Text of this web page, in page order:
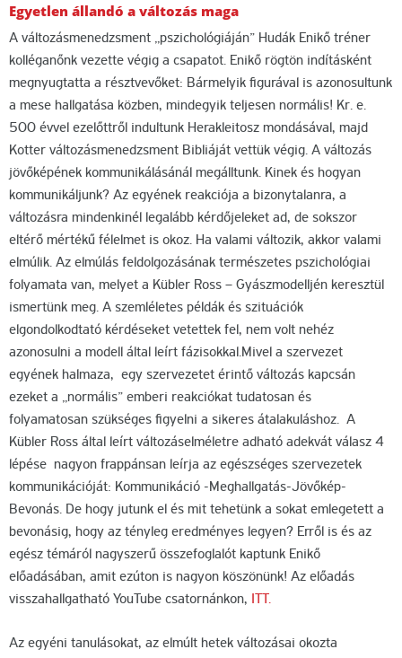
Egyetlen állandó a változás maga
A változásmenedzsment „pszichológiáján” Hudák Enikő tréner
kolléganőnk vezette végig a csapatot. Enikő rögtön indításként
megnyugtatta a résztvevőket: Bármelyik figurával is azonosultunk
a mese hallgatása közben, mindegyik teljesen normális! Kr. e.
500 évvel ezelőttről indultunk Herakleitosz mondásával, majd
Kotter változásmenedzsment Bibliáját vettük végig. A változás
jövőképének kommunikálásánál megálltunk. Kinek és hogyan
kommunikáljunk? Az egyének reakciója a bizonytalanra, a
változásra mindenkinél legalább kérdőjeleket ad, de sokszor
eltérő mértékű félelmet is okoz. Ha valami változik, akkor valami
elmúlik. Az elmúlás feldolgozásának természetes pszichológiai
folyamata van, melyet a Kübler Ross – Gyászmodelljén keresztül
ismertünk meg. A szemléletes példák és szituációk
elgondolkodtató kérdéseket vetettek fel, nem volt nehéz
azonosulni a modell által leírt fázisokkal.Mivel a szervezet
egyének halmaza, egy szervezetet érintő változás kapcsán
ezeket a „normális” emberi reakciókat tudatosan és
folyamatosan szükséges figyelni a sikeres átalakuláshoz. A
Kübler Ross által leírt változáselméletre adható adekvát válasz 4
lépése nagyon frappánsan leírja az egészséges szervezetek
kommunikációját: Kommunikáció -Meghallgatás-Jövőkép-
Bevonás. De hogy jutunk el és mit tehetünk a sokat emlegetett a
bevonásig, hogy az tényleg eredményes legyen? Erről is és az
egész témáról nagyszerű összefoglalót kaptunk Enikő
előadásában, amit ezúton is nagyon köszönünk! Az előadás
visszahallgatható YouTube csatornánkon, ITT.
Az egyéni tanulásokat, az elmúlt hetek változásai okozta